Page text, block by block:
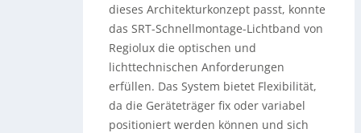
dieses Architekturkonzept passt, konnte
das SRT-Schnellmontage-Lichtband von
Regiolux die optischen und
lichttechnischen Anforderungen
erfüllen. Das System bietet Flexibilität,
da die Geräteträger fix oder variabel
positioniert werden können und sich